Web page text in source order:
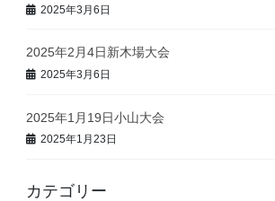
2025年3月6日
2025年2月4日新木場大会
2025年3月6日
2025年1月19日小山大会
2025年1月23日
カテゴリー